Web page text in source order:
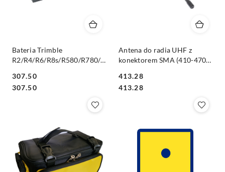
Bateria Trimble
R2/R4/R6/R8s/R580/R780/DiNi
Cena:
307.50
Cena:
307.50
Antena do radia UHF z
konektorem SMA (410-470
Cena:
413.28
Cena:
413.28